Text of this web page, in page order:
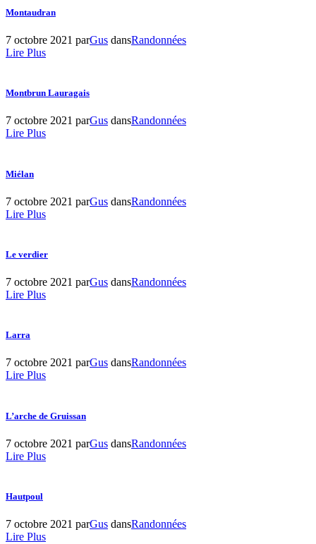
Montaudran
7 octobre 2021 parGus dansRandonnées
Lire Plus
Montbrun Lauragais
7 octobre 2021 parGus dansRandonnées
Lire Plus
Miélan
7 octobre 2021 parGus dansRandonnées
Lire Plus
Le verdier
7 octobre 2021 parGus dansRandonnées
Lire Plus
Larra
7 octobre 2021 parGus dansRandonnées
Lire Plus
L’arche de Gruissan
7 octobre 2021 parGus dansRandonnées
Lire Plus
Hautpoul
7 octobre 2021 parGus dansRandonnées
Lire Plus